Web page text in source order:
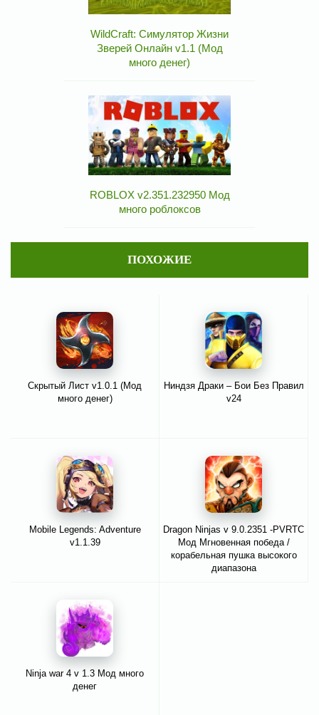
WildCraft: Симулятор Жизни
Зверей Онлайн v1.1 (Мод
много денег)
ROBLOX v2.351.232950 Мод
много роблоксов
ПОХОЖИЕ
Скрытый Лист v1.0.1 (Мод
много денег)
Ниндзя Драки – Бои Без Правил
v24
Mobile Legends: Adventure
v1.1.39
Dragon Ninjas v 9.0.2351 -PVRTC
Мод Мгновенная победа /
корабельная пушка высокого
диапазона
Ninja war 4 v 1.3 Мод много
денег